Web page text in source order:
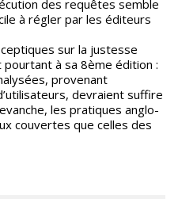
des requêtes semble
à régler par les éditeurs
sur la justesse
pourtant à sa 8ème édition :
provenant
devraient suffire
les pratiques anglo-
couvertes que celles des